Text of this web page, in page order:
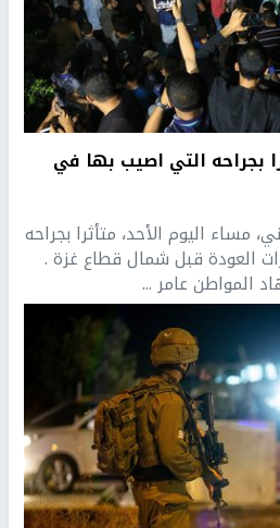
بجراحه التي اصيب بها في
اليوم الأحد، متأثرا بجراحه
العودة قبل شمال قطاع غزة .
المواطن عامر ...